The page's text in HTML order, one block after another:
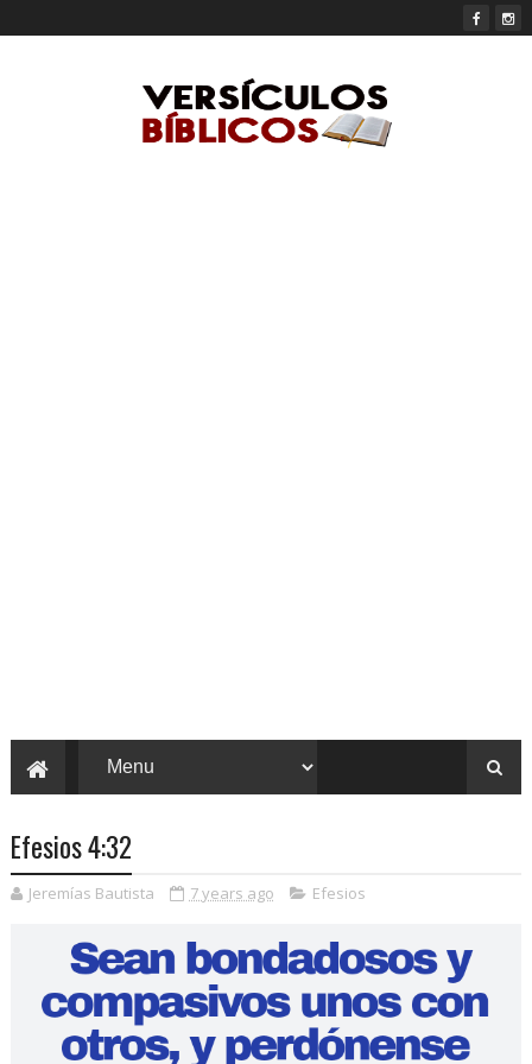
Efesios 4:32
Jeremías Bautista 7 years ago Efesios